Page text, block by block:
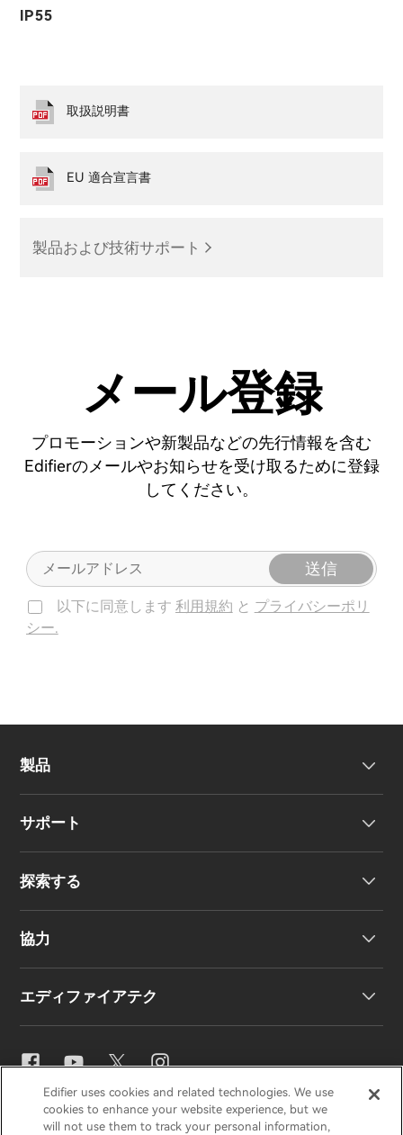
IP55
製品および技術サポート
取扱説明書
EU 適合宣言書
メール登録
プロモーションや新製品などの先行情報を含む
Edifierのメールやお知らせを受け取るために登録
してください。
送信
以下に同意します 利用規約 と プライバシーポリ
シー.
製品
ワイヤレスイヤーバッド
サポート
お問い合わせ
探索する
ニュースルーム
協力
販売代理店になる
エディファイアテク
イコライザー設定
Snapdragon Sound™
EDIFIERAIRPULSESTAXHECATE
Edifier uses cookies and related technologies. We use
cookies to enhance your website experience, but we
will not use them to track your personal information,